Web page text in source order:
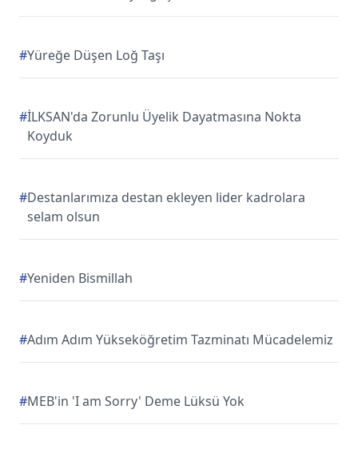
#Yüreğe Düşen Loğ Taşı
#İLKSAN'da Zorunlu Üyelik Dayatmasına Nokta
Koyduk
#Destanlarımıza destan ekleyen lider kadrolara
selam olsun
#Yeniden Bismillah
#Adım Adım Yükseköğretim Tazminatı Mücadelemiz
#MEB'in 'I am Sorry' Deme Lüksü Yok